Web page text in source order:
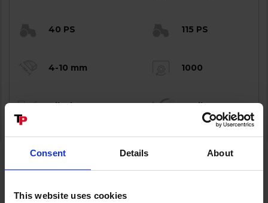
Consent Details About
This website uses cookies
40 PS 115 PS
4-10 mm 1000
Tilvalg Drejbart
Leistungsstärke & hoher Kapazität